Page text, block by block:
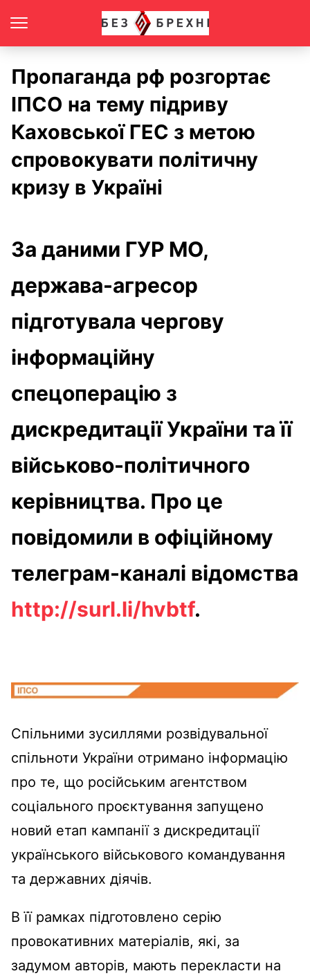
Пропаганда рф розгортає
ІПСО на тему підриву
Каховської ГЕС з метою
спровокувати політичну
кризу в Україні
За даними ГУР МО,
держава-агресор
підготувала чергову
інформаційну
спецоперацію з
дискредитації України та її
військово-політичного
керівництва. Про це
повідомили в офіційному
телеграм-каналі відомства
http://surl.li/hvbtf.
Спільними зусиллями розвідувальної
спільноти України отримано інформацію
про те, що російським агентством
соціального проєктування запущено
новий етап кампанії з дискредитації
українського військового командування
та державних діячів.
В її рамках підготовлено серію
провокативних матеріалів, які, за
задумом авторів, мають перекласти на